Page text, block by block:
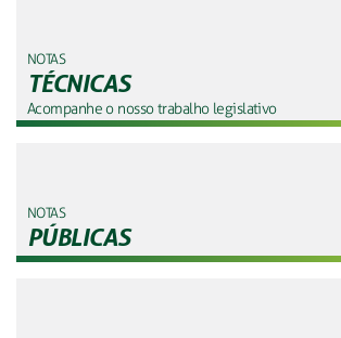
NOTAS
TÉCNICAS
Acompanhe o nosso trabalho legislativo
NOTAS
PÚBLICAS